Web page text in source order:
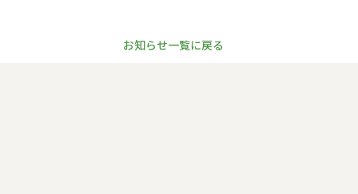
お知らせ一覧に戻る